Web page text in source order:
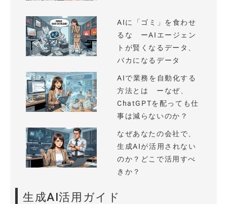
AIに「ゴミ」を食わせ
るな ーAIエージェン
トが賢くなるデータ、
バカになるデータ
AIで業務を自動化する
方法とは ーなぜ、
ChatGPTを配っても仕
事は減らないのか？
なぜあなたの会社で、
生成AIが活用されない
のか？どこで活用すべ
きか？
生成AI活用ガイド